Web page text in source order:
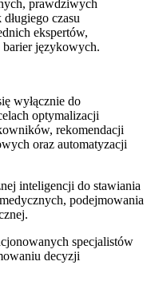
prawdziwych
czasu
ekspertów,
barier językowych.
wyłącznie do
optymalizacji
rekomendacji
oraz automatyzacji
inteligencji do stawiania
podejmowania
specjalistów
decyzji